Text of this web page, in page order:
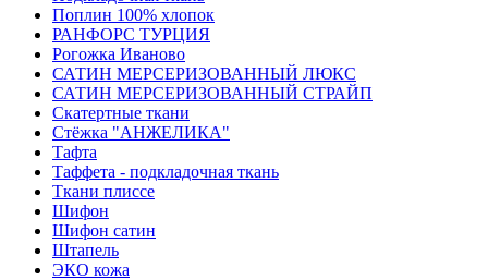
Поплин 100% хлопок
РАНФОРС ТУРЦИЯ
Рогожка Иваново
САТИН МЕРСЕРИЗОВАННЫЙ ЛЮКС
САТИН МЕРСЕРИЗОВАННЫЙ СТРАЙП
Скатертные ткани
Стёжка "АНЖЕЛИКА"
Тафта
Таффета - подкладочная ткань
Ткани плиссе
Шифон
Шифон сатин
Штапель
ЭКО кожа